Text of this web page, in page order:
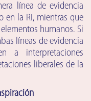
línea de evidencia
en la RI, mientras que
humanos. Si
líneas de evidencia
a interpretaciones
liberales de la